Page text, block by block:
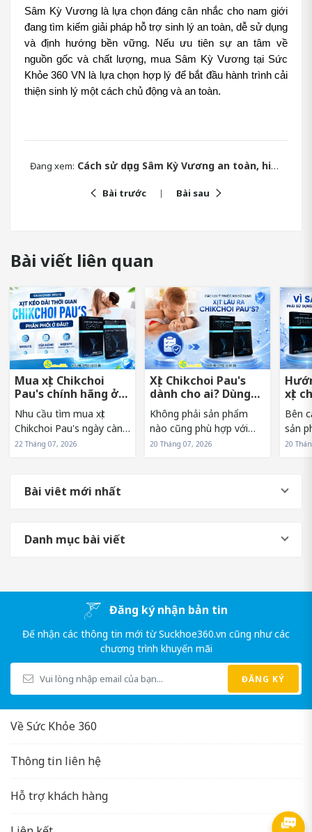
Sâm Kỳ Vương là lựa chọn đáng cân nhắc cho nam giới
đang tìm kiếm giải pháp hỗ trợ sinh lý an toàn, dễ sử dụng
và định hướng bền vững. Nếu ưu tiên sự an tâm về
nguồn gốc và chất lượng, mua Sâm Kỳ Vương tại Sức
Khỏe 360 VN là lựa chọn hợp lý để bắt đầu hành trình cải
thiện sinh lý một cách chủ động và an toàn.
Đang xem: Cách sử dụng Sâm Kỳ Vương an toàn, hiệu quả cho nam giới
Bài trước Bài sau
Bài viết liên quan
Mua xịt Chikchoi
Pau's chính hãng ở
đâu tránh hàng giả?
Nhu cầu tìm mua xịt
Chikchoi Pau's ngày càng
tăng khiến sản phẩm
nhiên, điều này cũng
22 Tháng 07, 2026
Xịt Chikchoi Pau's
dành cho ai? Dùng
có nóng rát không?
Không phải sản phẩm
nào cũng phù hợp với
mọi đối tượng. Vì vậy,
20 Tháng 07, 2026
xịt
sớm
Bên
sản
sử
và
20
Bài viêt mới nhất
Danh mục bài viết
Đăng ký nhận bản tin
Đế nhận các thông tin mới từ Suckhoe360.vn cũng như các
chương trình khuyến mãi
ĐĂNG KÝ
Về Sức Khỏe 360
Thông tin liên hệ
Hỗ trợ khách hàng